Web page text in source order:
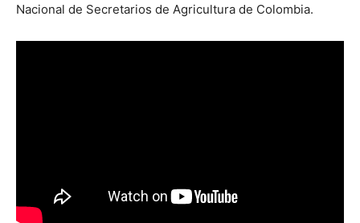
Nacional de Secretarios de Agricultura de Colombia.